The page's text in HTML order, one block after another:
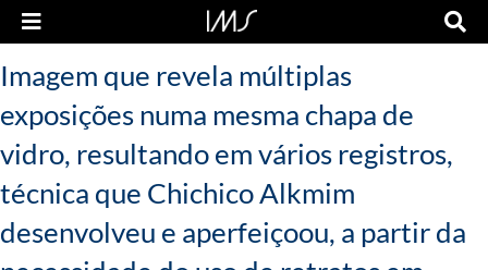
Imagem que revela múltiplas
exposições numa mesma chapa de
vidro, resultando em vários registros,
técnica que Chichico Alkmim
desenvolveu e aperfeiçoou, a partir da